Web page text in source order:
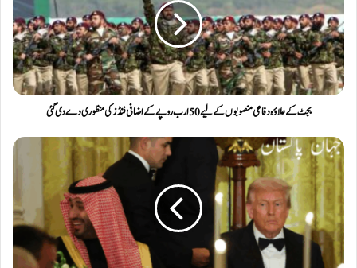
بجٹ کے علاؤہ دفاعی منصوبوں کے لیے 50 ارب روپے کے اضافی فنڈز کی منظوری دے دی گئی